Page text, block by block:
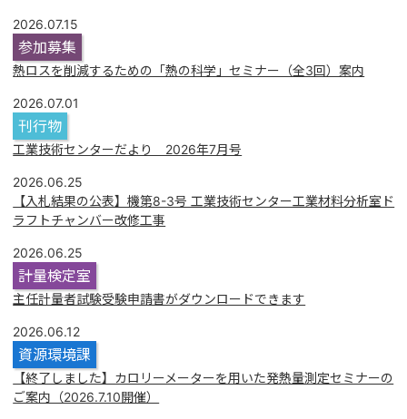
2026.07.15
参加募集
熱ロスを削減するための「熱の科学」セミナー（全3回）案内
2026.07.01
刊行物
工業技術センターだより 2026年7月号
2026.06.25
【入札結果の公表】機第8-3号 工業技術センター工業材料分析室ド
ラフトチャンバー改修工事
2026.06.25
計量検定室
主任計量者試験受験申請書がダウンロードできます
2026.06.12
資源環境課
【終了しました】カロリーメーターを用いた発熱量測定セミナーの
ご案内（2026.7.10開催）